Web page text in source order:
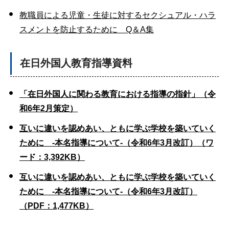
教職員による児童・生徒に対するセクシュアル・ハラ
スメントを防止するために Q＆A集
在日外国人教育指導資料
「在日外国人に関わる教育における指導の指針」（令
和6年2月策定）
互いに違いを認めあい、ともに学ぶ学校を築いていく
ために -本名指導について-（令和6年3月改訂）（ワ
ード：3,392KB）
互いに違いを認めあい、ともに学ぶ学校を築いていく
ために -本名指導について-（令和6年3月改訂）
（PDF：1,477KB）